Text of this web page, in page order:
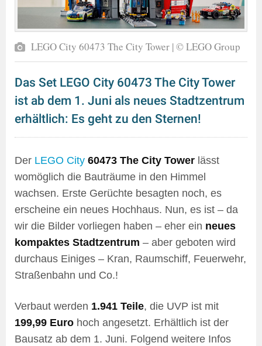
LEGO City 60473 The City Tower | © LEGO Group
Das Set LEGO City 60473 The City Tower
ist ab dem 1. Juni als neues Stadtzentrum
erhältlich: Es geht zu den Sternen!
Der LEGO City 60473 The City Tower lässt
womöglich die Bauträume in den Himmel
wachsen. Erste Gerüchte besagten noch, es
erscheine ein neues Hochhaus. Nun, es ist – da
wir die Bilder vorliegen haben – eher ein neues
kompaktes Stadtzentrum – aber geboten wird
durchaus Einiges – Kran, Raumschiff, Feuerwehr,
Straßenbahn und Co.!
Verbaut werden 1.941 Teile, die UVP ist mit
199,99 Euro hoch angesetzt. Erhältlich ist der
Bausatz ab dem 1. Juni. Folgend weitere Infos